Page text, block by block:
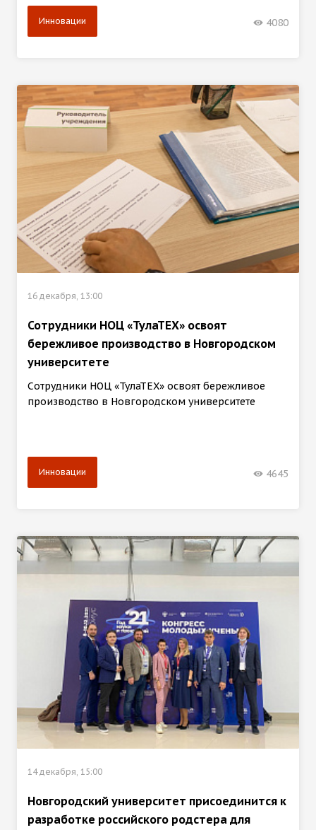
Инновации 4080
16 декабря, 13:00
Сотрудники НОЦ «ТулаТЕХ» освоят
бережливое производство в Новгородском
университете
Сотрудники НОЦ «ТулаТЕХ» освоят бережливое
производство в Новгородском университете
Инновации 4645
14 декабря, 15:00
Новгородский университет присоединится к
разработке российского родстера для